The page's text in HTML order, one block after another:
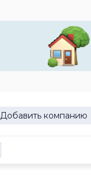
Добавить компанию